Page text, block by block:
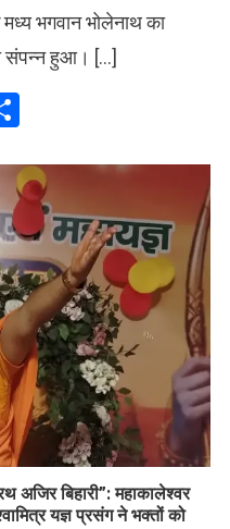
मध्य भगवान भोलेनाथ का
संपन्न हुआ। […]
अजिर बिहारी”: महाकालेश्वर
यज्ञ प्रसंग ने भक्तों को